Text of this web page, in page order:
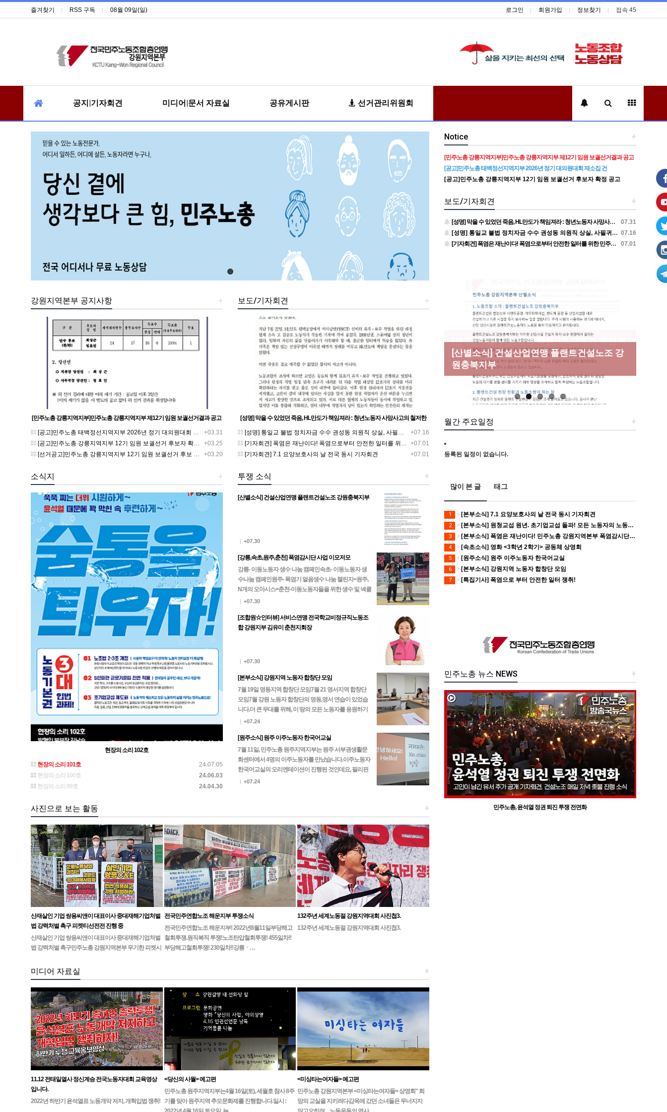
즐겨찾기 RSS 구독 08월 09일(일) 로그인 회원가입 정보찾기 접속 45
공지|기자회견 미디어|문서 자료실 공유게시판 선거관리위원회
+
강원지역본부 공지사항
[민주노총 강릉지역지부]민주노총 강릉지역지부 제12기 임원 보궐선거결과 공고
+03.31
[공고]민주노총 태백정선지역지부 2026년 정기 대의원대회 재소집 건
+03.25
[공고]민주노총 강릉지역지부 12기 임원 보궐선거 후보자 확정 공고
+03.20
[선거공고]민주노총 강릉지역지부 12기 임원 보궐선거 후보 등록 기간 연장 공고
+
보도/기자회견
[성명] 막을 수 있었던 죽음, HL만도가 책임져라 : 청년노동자 사망사고의 철저한
+07.16
[성명] 통일교 불법 정치자금 수수 권성동 의원직 상실, 사필귀정이다
+07.01
[기자회견] 폭염은 재난이다! 폭염으로부터 안전한 일터를 위한 민주노총 강원지역본부 폭염감시단 선포 기자회견
+07.01
[기자회견] 7.1 요양보호사의 날 전국 동시 기자회견
+
소식지
현장의 소리 102호
24.07.05
현장의 소리 101호
24.06.03
현장의 소리 100호
24.04.30
현장의 소리 99호
+
투쟁 소식
[산별소식] 건설산업연맹 플랜트건설노조 강원충북지부
| +07.30
[강릉,속초,원주,춘천] 폭염감시단 사업 이모저모
강릉- 이동노동자 생수 나눔 캠페인속초- 이동노동자 생
수나눔 캠페인원주- 폭염기 얼음생수 나눔 챌린지<원주,
N개의 오아시스>춘천-이동노동자들을 위한 생수 및 넥쿨
러, 팔토시 나눔
| +07.30
[조합원☆인터뷰] 서비스연맹 전국학교비정규직노동조
합 강원지부 김유미 춘천지회장
| +07.30
[본부소식] 강원지역 노동자 합창단 모임
7월 19일 영동지역 합창단 모임7월 21 영서지역 합창단
모임 7월 강원 노동자 합창단의 영동,영서 연습이 있었습
니다.더 큰 무대를 위해, 이 땅의 모든 노동자를 응원하기
위해, 노동자 합창단은 한 마음 한 뜻으로…
| +07.24
[원주소식] 원주 이주노동자 한국어교실
7월 11일, 민주노총 원주지역지부는 원주 서부권생활문
화센터에서 4명의 이주노동자를 만났습니다.이주노동자
한국어교실의 오리엔테이션이 진행된 것인데요, 필리핀
과 네팔 노동자들이 찾아주셨고 이후 진행되는 본 수업에
| +07.24
+
사진으로 보는 활동
산재살인 기업 쌍용씨앤이 대표이사 중대재해기업처벌
법 강력처벌 촉구 피켓티선전전 진행 중
산재살인 기업 쌍용씨앤이 대표이사 중대재해기업처벌
법 강력처벌 촉구민주노총 강원지역본부 무기한 피켓시
전국민주연합노조 해운지부 투쟁소식
전국민주연합노조 해운지부! 2022년8월11일부당해고
철회투쟁.원직복직 투쟁!노조탄압철회투쟁! 455일차!!
부당해고철회투쟁! 230일차!!강릉ㆍ…
132주년 세계노동절 강원지역대회 사진첩3.
132주년 세계노동절 강원지역대회 사진첩3.
+
미디어 자료실
11.12 전태일열사 정신계승 전국노동자대회 교육영상
입니다.
2022년 하반기 윤석열표 노동개악 저지, 개혁입법 쟁취!
<당신의 사월> 예고편
민주노총 원주지역지부는4월 16일(토), 세월호 참사 8주
기를 맞아 원주지역 추모문화제를 진행합니다.일시 :
<미싱타는여자들> 예고편
민주노총 강원지역본부 <미싱타는여자들> 상영회" 희
망의 교실을 지키려다감옥에 갔던 소녀들은 무너지지
+
Notice
[민주노총 강릉지역지부]민주노총 강릉지역지부 제12기 임원 보궐선거결과 공고
[공고]민주노총 태백정선지역지부 2026년 정기 대의원대회 재소집 건
[공고]민주노총 강릉지역지부 12기 임원 보궐선거 후보자 확정 공고
+
보도/기자회견
07.31
[성명] 막을 수 있었던 죽음, HL만도가 책임져라 : 청년노동자 사망사고의 철저한 진상규명과 재발방지 대책 마련하라
07.16
[성명] 통일교 불법 정치자금 수수 권성동 의원직 상실, 사필귀정이다
07.01
[기자회견] 폭염은 재난이다! 폭염으로부터 안전한 일터를 위한 민주노총 강원지역본부 폭염감시단 선포 기자회견
[성명] 막을 수 있었던 죽음, HL만도가 책임져
라 : 청년노동자 사망사고의 철저한 진상규명
과 재발방지 대책 마련하라
[산별소식] 건설산업연맹 플랜트건설노조 강
원충북지부
[강릉,속초,원주,춘천] 폭염감시단 사업 이모
저모
[조합원☆인터뷰] 서비스연맹 전국학교비정
규직노동조합 강원지부 김유미 춘천지회장
[본부소식] 강원지역 노동자 합창단 모임
+
월간 주요일정
등록된 일정이 없습니다.
많이 본 글 태그
1 [본부소식] 7.1 요양보호사의 날 전국 동시 기자회견
2 [본부소식] 원청교섭 원년. 초기업교섭 돌파! 모든 노동자의 노동기본권 쟁취! 민주노총 7.15 총파업대회
3 [본부소식] 폭염은 재난이다! 민주노총 강원지역본부 폭염감시단 선포 기자회견
4 [속초소식] 영화 <3학년 2학기> 공동체 상영회
5 [원주소식] 원주 이주노동자 한국어교실
6 [본부소식] 강원지역 노동자 합창단 모임
7 [특집기사] 폭염으로 부터 안전한 일터 쟁취!
+
민주노총 뉴스 NEWS
민주노총, 윤석열 정권 퇴진 투쟁 전면화